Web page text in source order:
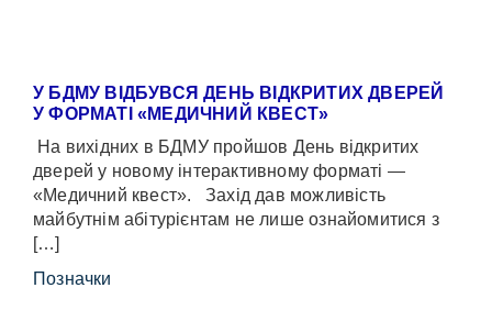
У БДМУ ВІДБУВСЯ ДЕНЬ ВІДКРИТИХ ДВЕРЕЙ
У ФОРМАТІ «МЕДИЧНИЙ КВЕСТ»
На вихідних в БДМУ пройшов День відкритих
дверей у новому інтерактивному форматі —
«Медичний квест». Захід дав можливість
майбутнім абітурієнтам не лише ознайомитися з
[…]
Позначки